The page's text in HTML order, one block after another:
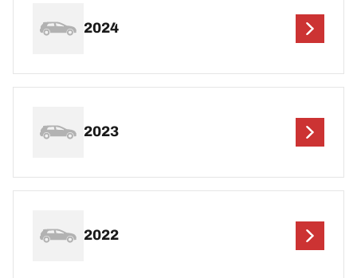
2024
2023
2022